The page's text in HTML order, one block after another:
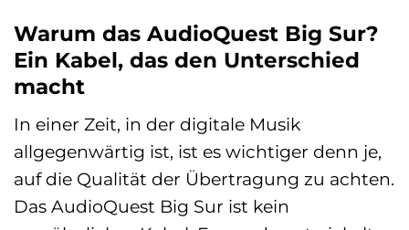
Warum das AudioQuest Big Sur?
Ein Kabel, das den Unterschied
macht
In einer Zeit, in der digitale Musik
allgegenwärtig ist, ist es wichtiger denn je,
auf die Qualität der Übertragung zu achten.
Das AudioQuest Big Sur ist kein